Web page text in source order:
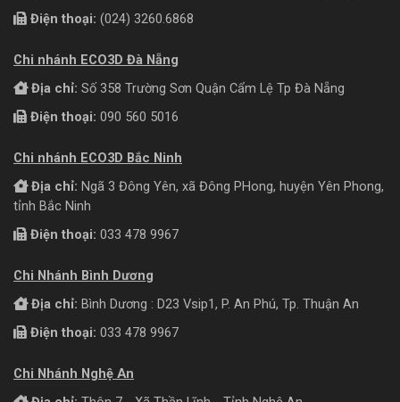
Điện thoại: (024) 3260.6868
Chi nhánh ECO3D Đà Nẵng
Địa chỉ: Số 358 Trường Sơn Quận Cẩm Lệ Tp Đà Nẵng
Điện thoại: 090 560 5016
Chi nhánh ECO3D Bắc Ninh
Địa chỉ: Ngã 3 Đông Yên, xã Đông PHong, huyện Yên Phong,
tỉnh Bắc Ninh
Điện thoại: 033 478 9967
Chi Nhánh Bình Dương
Địa chỉ: Bình Dương : D23 Vsip1, P. An Phú, Tp. Thuận An
Điện thoại: 033 478 9967
Chi Nhánh Nghệ An